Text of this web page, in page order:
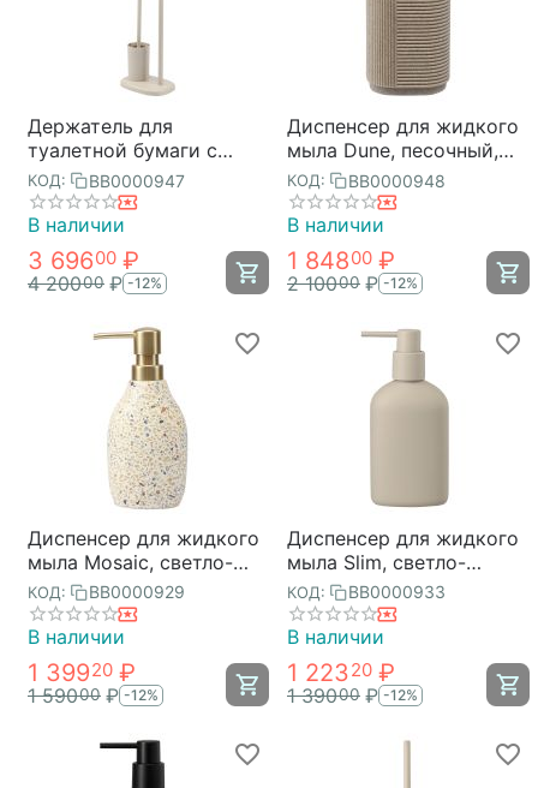
Держатель для
туалетной бумаги с
полочкой и ершиком
Slim, светло-серый,
Bergenson Bjorn Bath
КОД: BB0000947
В наличии
3 69600 ₽
4 20000 ₽ -12%
Диспенсер для жидкого
мыла Dune, песочный,
Bergenson Bjorn Bath
КОД: BB0000948
В наличии
1 84800 ₽
2 10000 ₽ -12%
Диспенсер для жидкого
мыла Mosaic, светло-
бежевый, Bergenson
Bjorn Bath
КОД: BB0000929
В наличии
1 39920 ₽
1 59000 ₽ -12%
Диспенсер для жидкого
мыла Slim, светло-
серый, Bergenson Bjorn
Bath
КОД: BB0000933
В наличии
1 22320 ₽
1 39000 ₽ -12%